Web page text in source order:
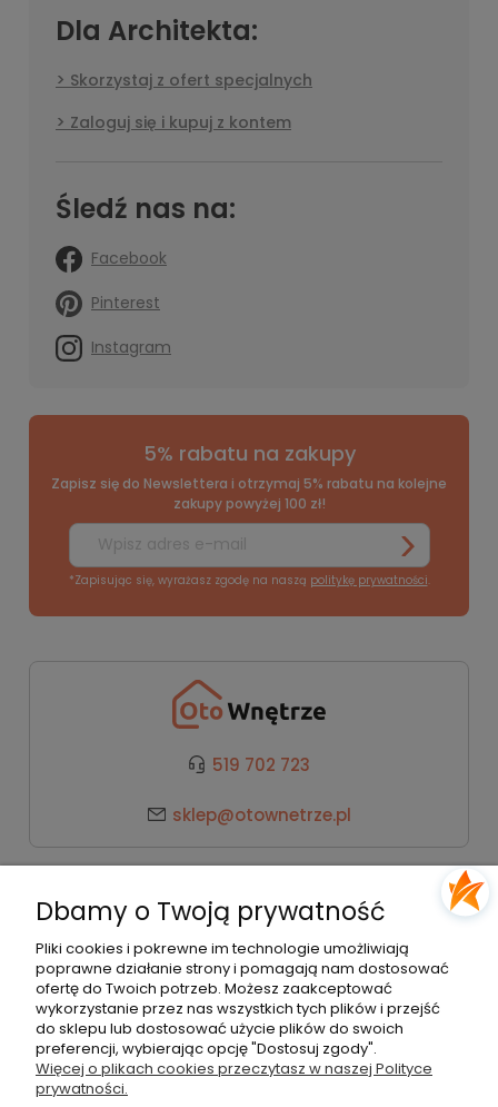
Dla Architekta:
Skorzystaj z ofert specjalnych
Zaloguj się i kupuj z kontem
Śledź nas na:
Facebook
Pinterest
Instagram
5% rabatu na zakupy
Zapisz się do Newslettera i otrzymaj 5% rabatu na kolejne
zakupy powyżej 100 zł!
*Zapisując się, wyrażasz zgodę na naszą politykę prywatności.
519 702 723
sklep@otownetrze.pl
Pomoc
Moje konto
Płatności i dostawa
Dbamy o Twoją prywatność
Pliki cookies i pokrewne im technologie umożliwiają
poprawne działanie strony i pomagają nam dostosować
ofertę do Twoich potrzeb. Możesz zaakceptować
wykorzystanie przez nas wszystkich tych plików i przejść
do sklepu lub dostosować użycie plików do swoich
preferencji, wybierając opcję "Dostosuj zgody".
Więcej o plikach cookies przeczytasz w naszej Polityce
prywatności.